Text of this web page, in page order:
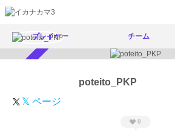
プレイヤー チーム
poteito_PKP
𝕏 ページ
0